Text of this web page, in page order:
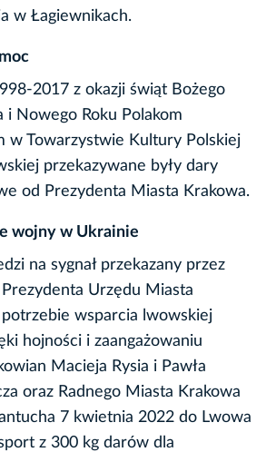
w Łagiewnikach.
2017 z okazji świąt Bożego
i Nowego Roku Polakom
w Towarzystwie Kultury Polskiej
przekazywane były dary
od Prezydenta Miasta Krakowa.
wojny w Ukrainie
na sygnał przekazany przez
Urzędu Miasta
potrzebie wsparcia lwowskiej
hojności i zaangażowaniu
Macieja Rysia i Pawła
oraz Radnego Miasta Krakowa
7 kwietnia 2022 do Lwowa
z 300 kg darów dla